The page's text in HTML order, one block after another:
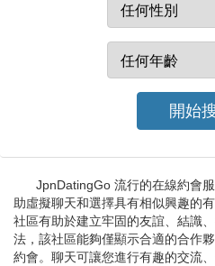
JpnDatingGo 流行的在線約會
助虛擬聊天和選擇具有相似興趣的
社區有助於建立牢固的友誼、結識
法，該社區能夠僅顯示合適的合作
約會。聊天可讓您進行有趣的交流